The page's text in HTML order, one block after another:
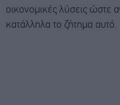
οικονομικές λύσεις ώστε
κατάλληλα το ζήτημα αυτό.